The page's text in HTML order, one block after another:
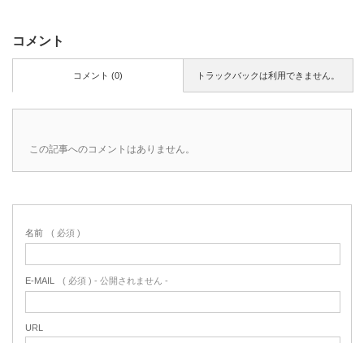
コメント
トラックバックは利用できません。
コメント (0)
この記事へのコメントはありません。
名前 ( 必須 )
E-MAIL ( 必須 ) - 公開されません -
URL